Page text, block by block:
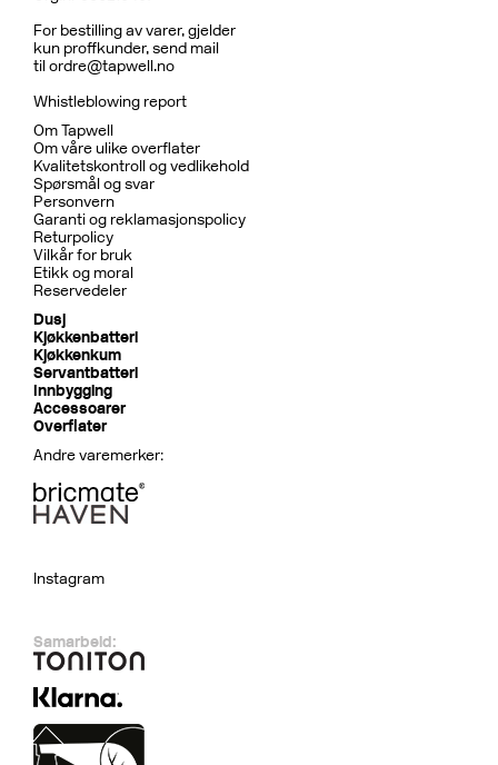
For bestilling av varer, gjelder
kun proffkunder, send mail
tilordre@tapwell.no
Whistleblowing report
Om Tapwell
Om våre ulike overflater
Kvalitetskontroll og vedlikehold
Spørsmål og svar
Personvern
Garanti og reklamasjonspolicy
Returpolicy
Vilkår for bruk
Etikk og moral
Reservedeler
Dusj
Kjøkkenbatteri
Kjøkkenkum
Servantbatteri
Innbygging
Accessoarer
Overflater
Andre varemerker:
Samarbeid:
Instagram